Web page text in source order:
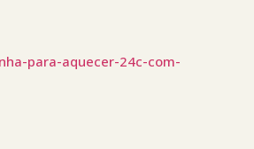
para-aquecer-24c-com-